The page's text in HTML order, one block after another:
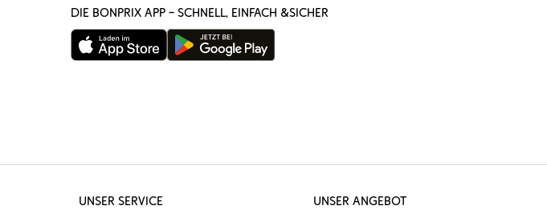
DIE BONPRIX APP – SCHNELL, EINFACH &SICHER
UNSER SERVICE UNSER ANGEBOT